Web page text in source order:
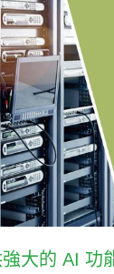
大的 AI 功